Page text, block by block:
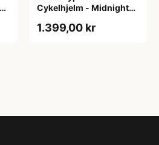
Cykelhjelm - Midnight
1.399,00 kr